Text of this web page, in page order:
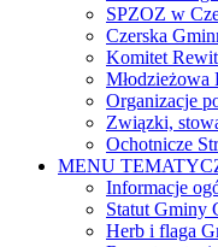
SPZOZ w
Czerska
Komitet
Młodzieżowa
Organizacje
Związki,
Ochotnicze
MENU
Informacje
Statut Gminy
Herb i flaga